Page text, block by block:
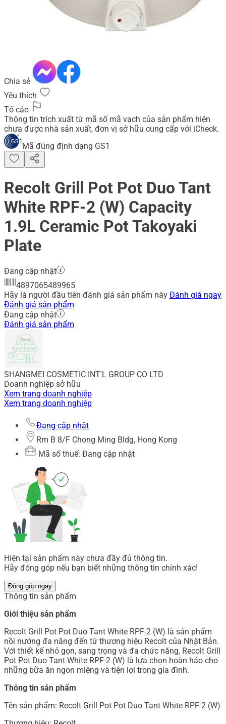
Chia sẻ
Yêu thích
Tố cáo
Thông tin trích xuất từ mã số mã vạch của sản phẩm hiện
chưa được nhà sản xuất, đơn vị sở hữu cung cấp với iCheck.
Mã đúng định dạng GS1
Recolt Grill Pot Pot Duo Tant
White RPF-2 (W) Capacity
1.9L Ceramic Pot Takoyaki
Plate
Đang cập nhật
4897065489965
Hãy là người đầu tiên đánh giá sản phẩm này Đánh giá ngay
Đánh giá sản phẩm
Đang cập nhật
Đánh giá sản phẩm
SHANGMEI COSMETIC INT'L GROUP CO LTD
Doanh nghiệp sở hữu
Xem trang doanh nghiệp
Xem trang doanh nghiệp
Đang cập nhật
Rm B 8/F Chong Ming Bldg, Hong Kong
Mã số thuế: Đang cập nhật
Hiện tại sản phẩm này chưa đầy đủ thông tin.
Hãy đóng góp nếu bạn biết những thông tin chính xác!
Đóng góp ngay
Thông tin sản phẩm
Giới thiệu sản phẩm
Recolt Grill Pot Pot Duo Tant White RPF-2 (W) là sản phẩm
nồi nướng đa năng đến từ thương hiệu Recolt của Nhật Bản.
Với thiết kế nhỏ gọn, sang trọng và đa chức năng, Recolt Grill
Pot Pot Duo Tant White RPF-2 (W) là lựa chọn hoàn hảo cho
những bữa ăn ngon miệng và tiện lợi trong gia đình.
Thông tin sản phẩm
Tên sản phẩm: Recolt Grill Pot Pot Duo Tant White RPF-2 (W)